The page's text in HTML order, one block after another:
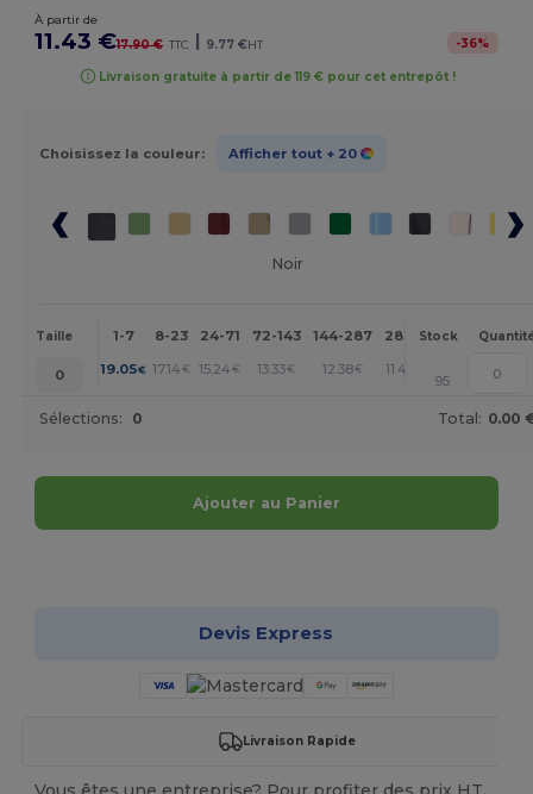
À partir de
11.43 €17.90 € TTC | 9.77 €HT -36%
Livraison gratuite à partir de 119 € pour cet entrepôt !
Choisissez la couleur: Afficher tout + 20
Noir
Taille 1-7 8-23 24-71 72-143 144-287 288 + Plus
Stock
0 19.05€ 17.14€ 15.24 € 13.33€ 12.38€ 11.43 +
95
Sélections: 0 Total: 0.00
Ajouter au Panier
Devis Express
Livraison Rapide